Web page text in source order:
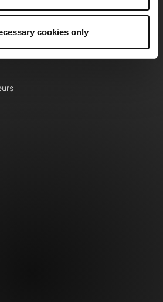
cookies only